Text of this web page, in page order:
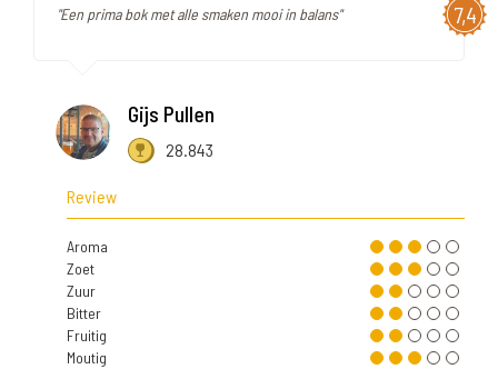
7,4
"Een prima bok met alle smaken mooi in balans"
Gijs Pullen
28.843
Review
Aroma
Zoet
Zuur
Bitter
Fruitig
Moutig